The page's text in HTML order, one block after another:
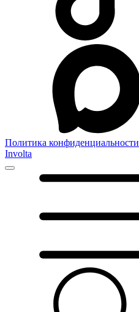
Политика конфиденциальности
Involta